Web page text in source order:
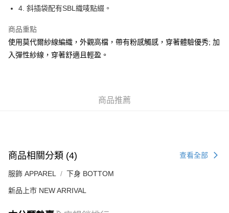
付款後順豐合作便利店
送貨上門免運優惠
每筆HK$50.00，滿HK$499.00或以上免運費
4. 斜插袋配有SBL織唛點綴。
商品重點
使用莫代爾紗線編織，外觀高檔，帶有粉感觸感，穿著體驗優秀; 加
入彈性紗線，穿著舒適且輕盈。
商品推薦
商品相關分類 (4) 查看全部
服飾 APPAREL 下身 BOTTOM
新品上市 NEW ARRIVAL